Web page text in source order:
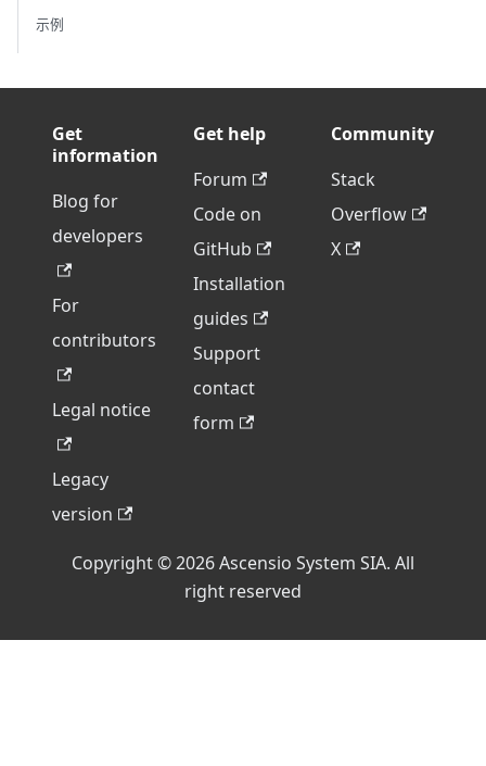
示例
Get
information
Blog for
developers
For
contributors
Legal notice
Legacy
version
Get help
Forum
Code on
GitHub
Installation
guides
Support
contact
form
Community
Stack
Overflow
X
Copyright © 2026 Ascensio System SIA. All
right reserved